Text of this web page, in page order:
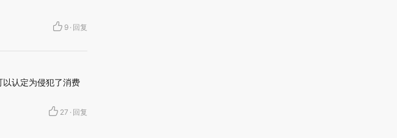
9 · 回复
认定为侵犯了消费
27 · 回复